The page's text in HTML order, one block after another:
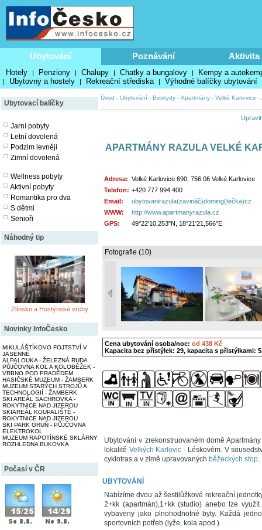
Ubytování Poznávání Aktivita
Hotely | Penziony | Chalupy | Chatky a bungalovy | Kempy a
| Ubytovny a hostely | Rekreační střediska | Výhodné balíčky ubytování
Ubytovací balíčky
Jarní pobyty
Letní dovolená
Podzim levněji
Zimní dovolená
Wellness pobyty
Aktivní pobyty
Romantika pro dva
S dětmi
Senioři
Náhodný tip
Zlínsko a Hostýnské vrchy
Novinky InfoČesko
MIKULÁŠTÍKOVO FOJTSTVÍ V
JASENNÉ
ALPALOUKA - ŽELEZNÁ RUDA
PŮJČOVNA KOL A KOLOBĚŽEK -
VRBNO POD PRADĚDEM
HASIČSKÉ MUZEUM - ŽAMBERK
MUZEUM STARÝCH STROJŮ A
TECHNOLOGIÍ - ŽAMBERK
SKI AREÁL SACHROVKA -
ROKYTNICE NAD JIZEROU
SKIAREÁL KOUPALIŠTĚ -
ROKYTNICE NAD JIZEROU
SKI PARK GRUŇ - PŮJČOVNA
ELEKTROKOL
MUZEUM RAPOTÍNSKÉ SKLÁRNY
ROZHLEDNA BUKOVKA
Počasí v ČR
Úvod - Ubytování - Beskydy - Apartmány - Velké Karlovice -
APARTMÁNY RAZULA VELKÉ
Adresa: Velké Karlovice 690, 756 06 Velké Karlovice
Telefon: +420 777 994 400
Email:
ubytovanirazula(zavináč)doming(tečka)cz
WWW:
http://www.apartmanyrazula.cz
GPS:
49°22'10,253"N, 18°21'21,566"E
Fotografie (10)
Cena ubytování osoba/noc: od 438 Kč
Kapacita bez přistýlek: 29, kapacita s přistýlkami:
Ubytování v zrekonstruovaném domě
lokalitě Velkých Karlovic - Léskovém. V
cyklotras a v zimě upravovaných běžeckých stop.
UBYTOVÁNÍ
Nabízíme dvou až šestilůžkové rekreační
2+kk (apartmán),1+kk (studio) anebo lze
vybaveny jako plnohodnotné byty. Každá
sportovních potřeb (lyže, kola apod.).